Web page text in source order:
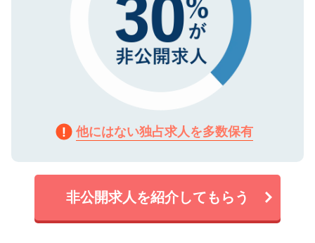
他にはない独占求人を多数保有
非公開求人を紹介してもらう